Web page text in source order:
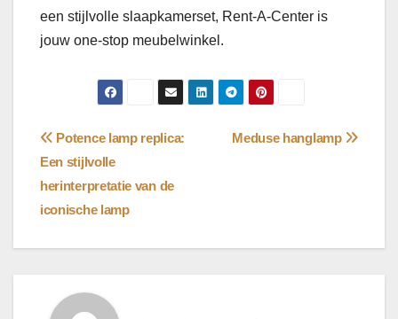
een stijlvolle slaapkamerset, Rent-A-Center is
jouw one-stop meubelwinkel.
Bericht
navigatie
Meduse hanglamp
Potence lamp replica:
Een stijlvolle
herinterpretatie van de
iconische lamp